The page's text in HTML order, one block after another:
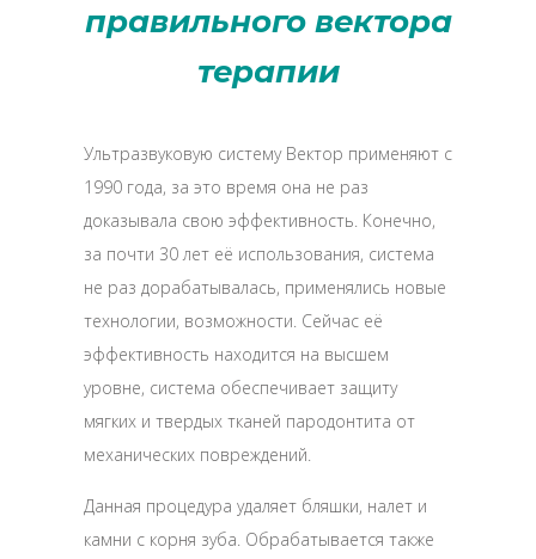
правильного вектора
терапии
Ультразвуковую систему Вектор применяют с
1990 года, за это время она не раз
доказывала свою эффективность. Конечно,
за почти 30 лет её использования, система
не раз дорабатывалась, применялись новые
технологии, возможности. Сейчас её
эффективность находится на высшем
уровне, система обеспечивает защиту
мягких и твердых тканей пародонтита от
механических повреждений.
Данная процедура удаляет бляшки, налет и
камни с корня зуба. Обрабатывается также